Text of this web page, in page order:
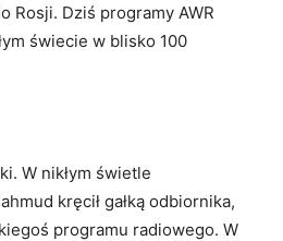
Rosji. Dziś programy AWR
świecie w blisko 100
W nikłym świetle
kręcił gałką odbiornika,
programu radiowego. W